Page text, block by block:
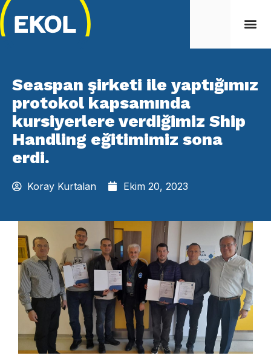
Seaspan şirketi ile yaptığımız
protokol kapsamında
kursiyerlere verdiğimiz Ship
Handling eğitimimiz sona
erdi.
Koray Kurtalan Ekim 20, 2023